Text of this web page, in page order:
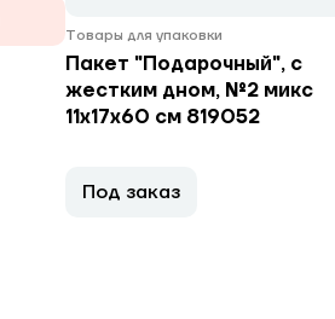
Товары для упаковки
Пакет "Подарочный", с
жестким дном, №2 микс
11х17х60 см 819052
Под заказ